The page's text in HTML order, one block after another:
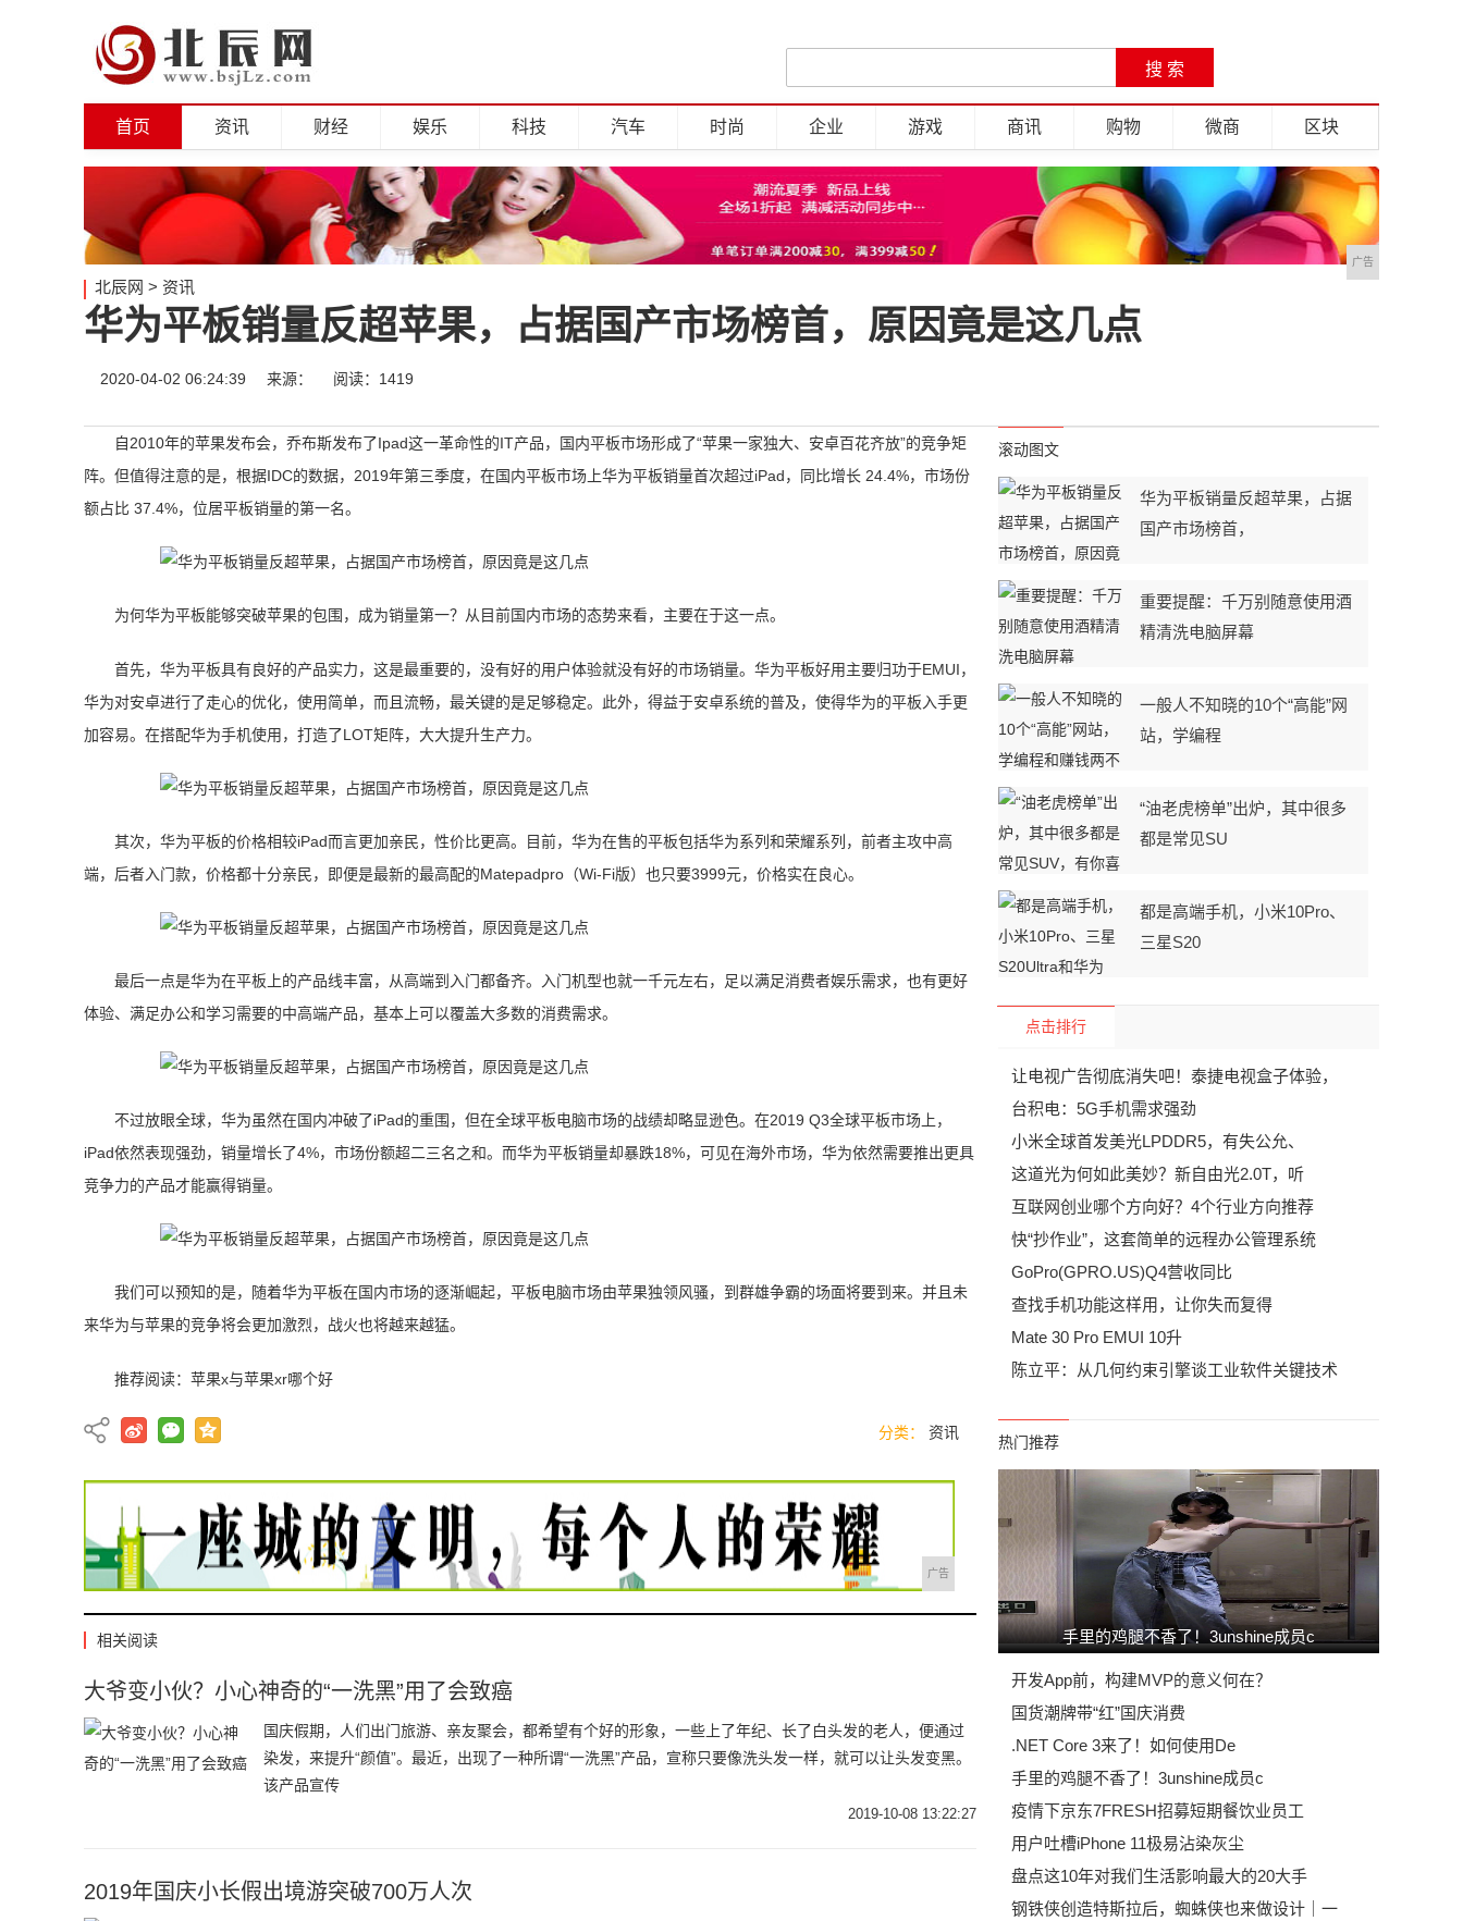
首页 资讯 财经 娱乐 科技 汽车 时尚 企业 游戏 商讯 购物 微商 区块
广告
北辰网 > 资讯
华为平板销量反超苹果，占据国产市场榜首，原因竟是这几点
2020-04-02 06:24:39 来源： 阅读：1419
自2010年的苹果发布会，乔布斯发布了Ipad这一革命性的IT产品，国内平板市场形成了“苹果一家独大、安卓百花齐放”的竞争矩
阵。但值得注意的是，根据IDC的数据，2019年第三季度，在国内平板市场上华为平板销量首次超过iPad，同比增长 24.4%，市场份
额占比 37.4%，位居平板销量的第一名。
为何华为平板能够突破苹果的包围，成为销量第一？从目前国内市场的态势来看，主要在于这一点。
首先，华为平板具有良好的产品实力，这是最重要的，没有好的用户体验就没有好的市场销量。华为平板好用主要归功于EMUI，
华为对安卓进行了走心的优化，使用简单，而且流畅，最关键的是足够稳定。此外，得益于安卓系统的普及，使得华为的平板入手更
加容易。在搭配华为手机使用，打造了LOT矩阵，大大提升生产力。
其次，华为平板的价格相较iPad而言更加亲民，性价比更高。目前，华为在售的平板包括华为系列和荣耀系列，前者主攻中高
端，后者入门款，价格都十分亲民，即便是最新的最高配的Matepadpro（Wi-Fi版）也只要3999元，价格实在良心。
最后一点是华为在平板上的产品线丰富，从高端到入门都备齐。入门机型也就一千元左右，足以满足消费者娱乐需求，也有更好
体验、满足办公和学习需要的中高端产品，基本上可以覆盖大多数的消费需求。
不过放眼全球，华为虽然在国内冲破了iPad的重围，但在全球平板电脑市场的战绩却略显逊色。在2019 Q3全球平板市场上，
iPad依然表现强劲，销量增长了4%，市场份额超二三名之和。而华为平板销量却暴跌18%，可见在海外市场，华为依然需要推出更具
竞争力的产品才能赢得销量。
我们可以预知的是，随着华为平板在国内市场的逐渐崛起，平板电脑市场由苹果独领风骚，到群雄争霸的场面将要到来。并且未
来华为与苹果的竞争将会更加激烈，战火也将越来越猛。
推荐阅读： 苹果x与苹果xr哪个好
分类： 资讯
广告
相关阅读
大爷变小伙？小心神奇的“一洗黑”用了会致癌
国庆假期，人们出门旅游、亲友聚会，都希望有个好的形象，一些上了年纪、长了白头发的老人，便通过
染发，来提升“颜值”。最近，出现了一种所谓“一洗黑”产品，宣称只要像洗头发一样，就可以让头发变黑。
该产品宣传
2019-10-08 13:22:27
2019年国庆小长假出境游突破700万人次
滚动图文
华为平板销量反超苹果，占据
国产市场榜首，
重要提醒：千万别随意使用酒
精清洗电脑屏幕
一般人不知晓的10个“高能”网
站，学编程
“油老虎榜单”出炉，其中很多
都是常见SU
都是高端手机，小米10Pro、
三星S20
点击排行
让电视广告彻底消失吧！泰捷电视盒子体验，
台积电：5G手机需求强劲
小米全球首发美光LPDDR5，有失公允、
这道光为何如此美妙？新自由光2.0T，听
互联网创业哪个方向好？4个行业方向推荐
快“抄作业”，这套简单的远程办公管理系统
GoPro(GPRO.US)Q4营收同比
查找手机功能这样用，让你失而复得
Mate 30 Pro EMUI 10升
陈立平：从几何约束引擎谈工业软件关键技术
热门推荐
手里的鸡腿不香了！3unshine成员c
开发App前，构建MVP的意义何在？
国货潮牌带“红”国庆消费
.NET Core 3来了！如何使用De
手里的鸡腿不香了！3unshine成员c
疫情下京东7FRESH招募短期餐饮业员工
用户吐槽iPhone 11极易沾染灰尘
盘点这10年对我们生活影响最大的20大手
钢铁侠创造特斯拉后，蜘蛛侠也来做设计｜一